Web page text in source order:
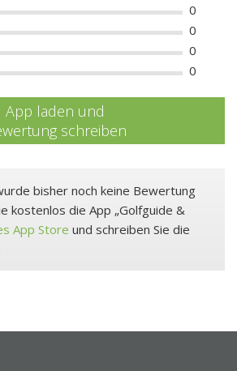
0
0
0
0
App laden und
schreiben
bisher noch keine Bewertung
kostenlos die App „Golfguide &
App Store und schreiben Sie die